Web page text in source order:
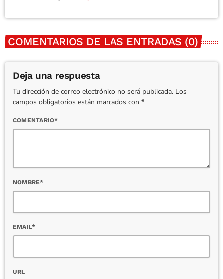
COMENTARIOS DE LAS ENTRADAS (0)
Deja una respuesta
Tu dirección de correo electrónico no será publicada. Los
campos obligatorios están marcados con *
COMENTARIO*
NOMBRE*
EMAIL*
URL